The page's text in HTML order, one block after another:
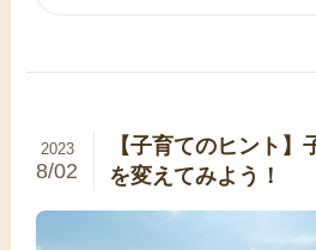
【子育てのヒント
を変えてみよう！
2023
8/02